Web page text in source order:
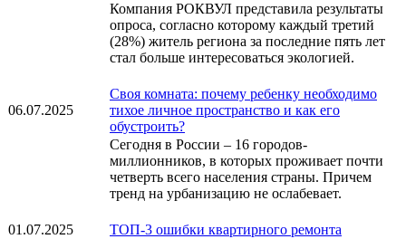
Компания РОКВУЛ представила результаты
опроса, согласно которому каждый третий
(28%) житель региона за последние пять лет
стал больше интересоваться экологией.
06.07.2025
Своя комната: почему ребенку необходимо
тихое личное пространство и как его
обустроить?
Сегодня в России – 16 городов-
миллионников, в которых проживает почти
четверть всего населения страны. Причем
тренд на урбанизацию не ослабевает.
01.07.2025
ТОП-3 ошибки квартирного ремонта